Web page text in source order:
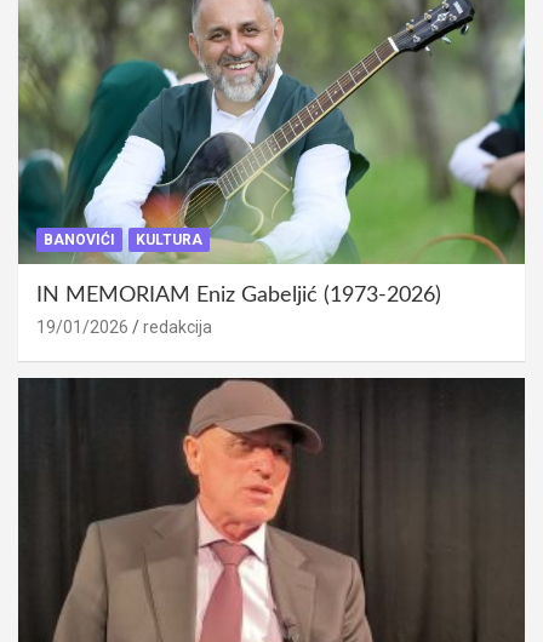
BANOVIĆI KULTURA
IN MEMORIAM Eniz Gabeljić (1973-2026)
19/01/2026 redakcija